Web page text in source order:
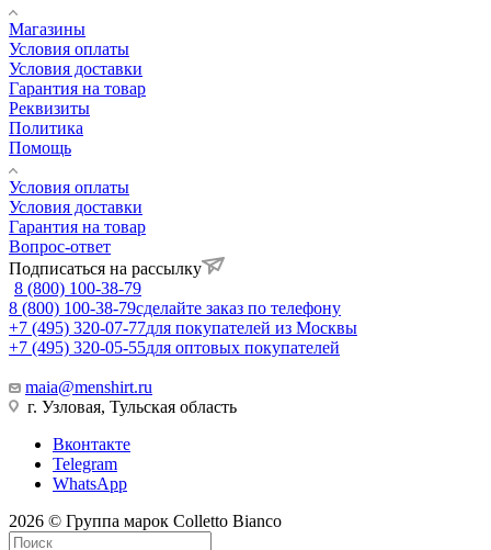
Магазины
Условия оплаты
Условия доставки
Гарантия на товар
Реквизиты
Политика
Помощь
Условия оплаты
Условия доставки
Гарантия на товар
Вопрос-ответ
Подписаться на рассылку
8 (800) 100-38-79
8 (800) 100-38-79сделайте заказ по телефону
+7 (495) 320-07-77для покупателей из Москвы
+7 (495) 320-05-55для оптовых покупателей
maia@menshirt.ru
г. Узловая, Тульская область
Вконтакте
Telegram
WhatsApp
2026 © Группа марок Colletto Bianco